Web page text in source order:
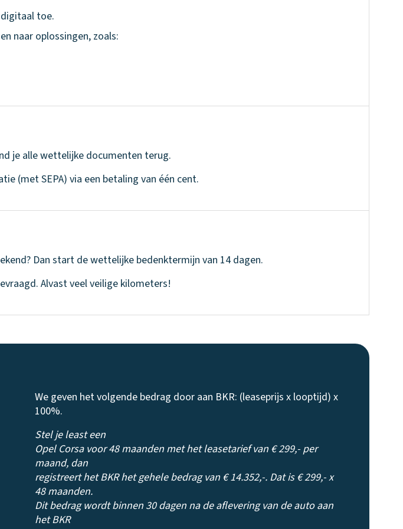
toe.
naar oplossingen, zoals:
je alle wettelijke documenten terug.
(met SEPA) via een betaling van één cent.
Dan start de wettelijke bedenktermijn van 14 dagen.
Alvast veel veilige kilometers!
We geven het volgende bedrag door aan BKR: (leaseprijs x looptijd) x
100%.
Stel je least een
Opel Corsa voor 48 maanden met het leasetarief van € 299,- per
maand, dan
registreert het BKR het gehele bedrag van € 14.352,-. Dat is € 299,- x
48 maanden.
Dit bedrag wordt binnen 30 dagen na de aflevering van de auto aan
het BKR